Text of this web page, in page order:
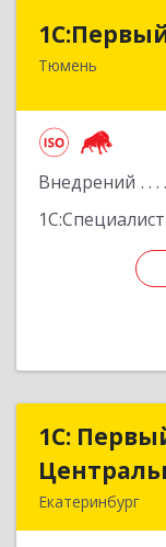
Тюмень
Внедрений
1С:Специалист
625000,
1С:
Екатеринбург
1С: